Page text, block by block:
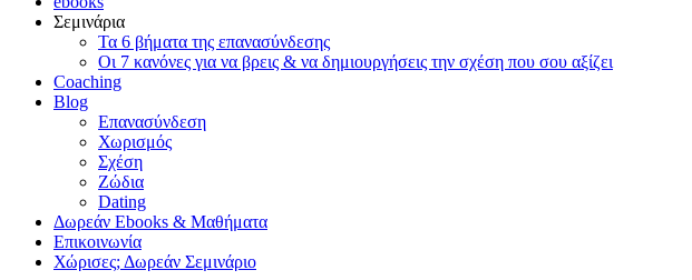
Σεμινάρια
Τα 6 βήματα της επανασύνδεσης
Οι 7 κανόνες για να βρεις & να δημιουργήσεις την σχέση που σου αξίζει
Coaching
Blog
Επανασύνδεση
Χωρισμός
Σχέση
Ζώδια
Dating
Δωρεάν Ebooks & Μαθήματα
Επικοινωνία
Χώρισες; Δωρεάν Σεμινάριο